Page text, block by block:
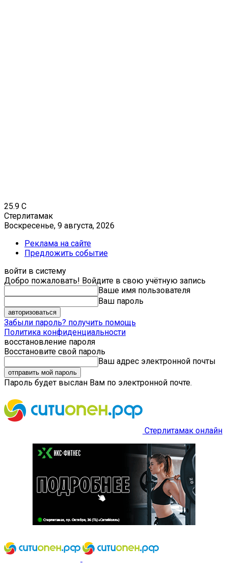
25.9 C
Стерлитамак
Воскресенье, 9 августа, 2026
Реклама на сайте
Предложить событие
войти в систему
Добро пожаловать! Войдите в свою учётную запись
Ваше имя пользователя
Ваш пароль
Забыли пароль? получить помощь
Политика конфиденциальности
восстановление пароля
Восстановите свой пароль
Ваш адрес электронной почты
Пароль будет выслан Вам по электронной почте.
Стерлитамак онлайн